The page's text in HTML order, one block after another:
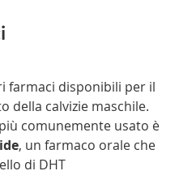
farmaci disponibili per il
della calvizie maschile.
comunemente usato è
, un farmaco orale che
di DHT